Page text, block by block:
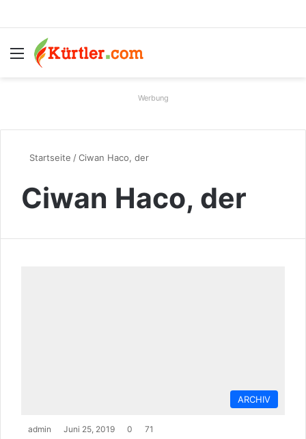
Menü
Werbung
Startseite /Ciwan Haco, der
Ciwan Haco, der
ARCHIV
admin Juni 25, 2019 0 71